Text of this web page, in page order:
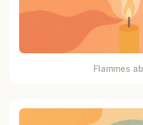
Flammes